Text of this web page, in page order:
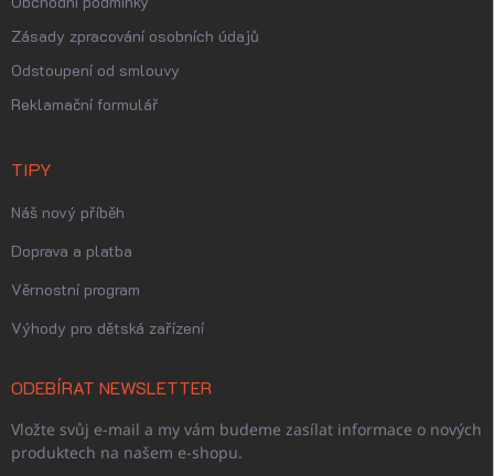
Zásady zpracování osobních údajů
Odstoupení od smlouvy
Reklamační formulář
TIPY
Náš nový příběh
Doprava a platba
Věrnostní program
Výhody pro dětská zařízení
ODEBÍRAT NEWSLETTER
Vložte svůj e-mail a my vám budeme zasílat informace o nových
produktech na našem e-shopu.